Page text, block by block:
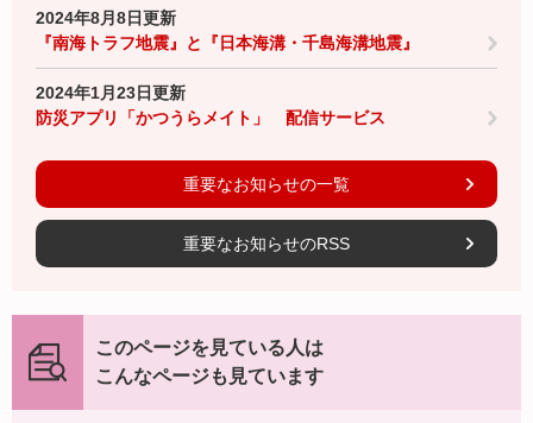
2024年8月8日更新
『南海トラフ地震』と『日本海溝・千島海溝地震』
2024年1月23日更新
防災アプリ「かつうらメイト」 配信サービス
重要なお知らせの一覧
重要なお知らせのRSS
このページを見ている人は
こんなページも見ています